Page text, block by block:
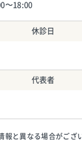
～18:00
休診日
代表者
報と異なる場合がござ